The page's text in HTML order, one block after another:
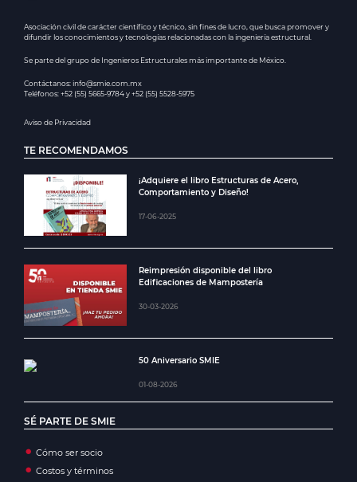
Asociación civil de carácter científico y técnico, sin fines de lucro, que busca promover y
difundir los conocimientos y tecnologías relacionadas con la ingeniería estructural.
Se parte del grupo de Ingenieros Estructurales más importante de México.
Contáctanos: info@smie.com.mx
Teléfonos: +52 (55) 5665-9784 y +52 (55) 5528-5975
Aviso de Privacidad
TE RECOMENDAMOS
¡Adquiere el libro Estructuras de Acero,
Comportamiento y Diseño!
17-06-2025
Reimpresión disponible del libro
Edificaciones de Mampostería
30-03-2026
50 Aniversario SMIE
01-08-2026
SÉ PARTE DE SMIE
Cómo ser socio
Costos y términos